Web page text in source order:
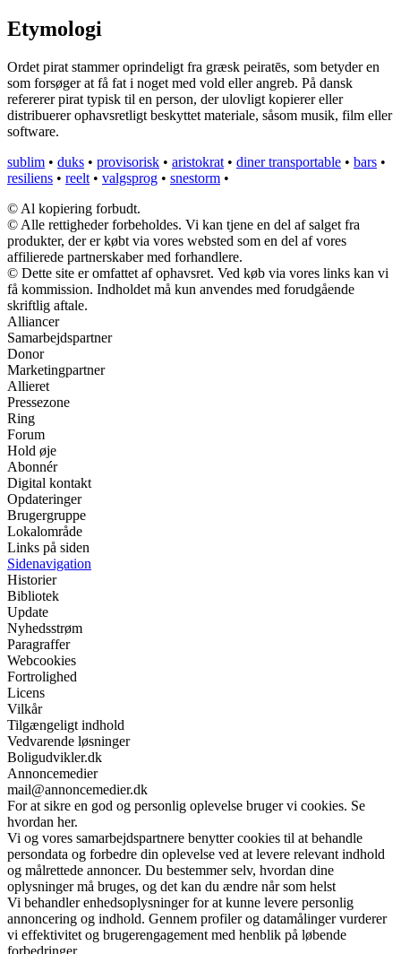
Etymologi
Ordet pirat stammer oprindeligt fra græsk peiratēs, som betyder en
som forsøger at få fat i noget med vold eller angreb. På dansk
refererer pirat typisk til en person, der ulovligt kopierer eller
distribuerer ophavsretligt beskyttet materiale, såsom musik, film eller
software.
sublim • duks • provisorisk • aristokrat • diner transportable • bars •
resiliens • reelt • valgsprog • snestorm •
© Al kopiering forbudt.
© Alle rettigheder forbeholdes. Vi kan tjene en del af salget fra
produkter, der er købt via vores websted som en del af vores
affilierede partnerskaber med forhandlere.
© Dette site er omfattet af ophavsret. Ved køb via vores links kan vi
få kommission. Indholdet må kun anvendes med forudgående
skriftlig aftale.
Alliancer
Samarbejdspartner
Donor
Marketingpartner
Allieret
Pressezone
Ring
Forum
Hold øje
Abonnér
Digital kontakt
Opdateringer
Brugergruppe
Lokalområde
Links på siden
Sidenavigation
Historier
Bibliotek
Update
Nyhedsstrøm
Paragraffer
Webcookies
Fortrolighed
Licens
Vilkår
Tilgængeligt indhold
Vedvarende løsninger
Boligudvikler.dk
Annoncemedier
mail@annoncemedier.dk
For at sikre en god og personlig oplevelse bruger vi cookies. Se
hvordan her.
Vi og vores samarbejdspartnere benytter cookies til at behandle
persondata og forbedre din oplevelse ved at levere relevant indhold
og målrettede annoncer. Du bestemmer selv, hvordan dine
oplysninger må bruges, og det kan du ændre når som helst
Vi behandler enhedsoplysninger for at kunne levere personlig
annoncering og indhold. Gennem profiler og datamålinger vurderer
vi effektivitet og brugerengagement med henblik på løbende